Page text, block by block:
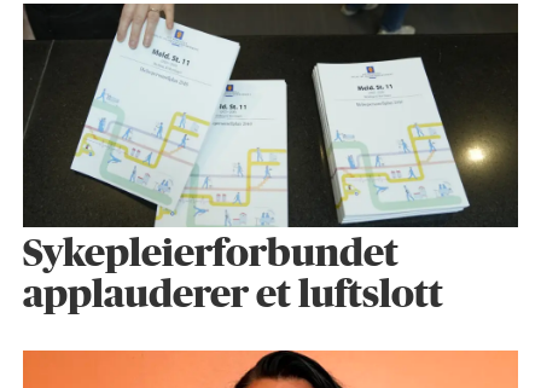
Sykepleier­forbundet
applauderer et luftslott